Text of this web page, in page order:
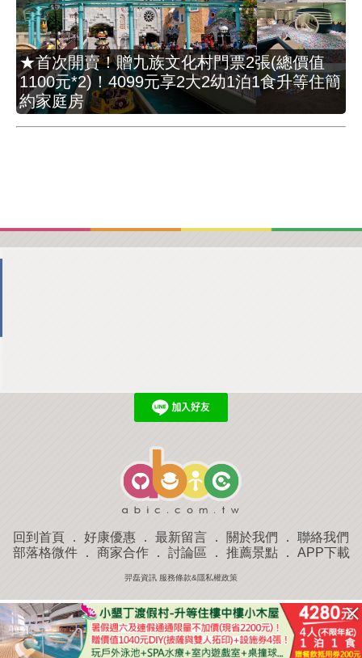
★首次開賣！贈九族文化村門票2張(總價值
1100元*2)！4099元享2大2幼1泊1食升等住簡
約家庭房
回到首頁 ． 好康優惠 ． 最新留言 ． 關於我們 ． 聯絡我們
部落格微件． 商家合作． 討論區 ． 推薦景點． APP下載
羿磊資訊 服務條款&隱私權政策